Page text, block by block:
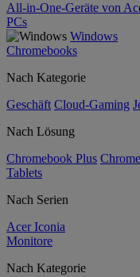
All-in-One-Geräte von
PCs
Windows
Chromebooks
Nach Kategorie
Geschäft Cloud-Gaming
Nach Lösung
Chromebook Plus
Tablets
Nach Serien
Acer Iconia
Monitore
Nach Kategorie